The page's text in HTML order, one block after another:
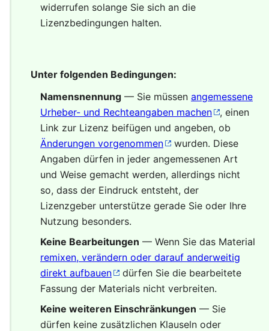
widerrufen solange Sie sich an die
Lizenzbedingungen halten.
Unter folgenden Bedingungen:
Namensnennung — Sie müssen angemessene
Urheber- und Rechteangaben machen
, einen
Link zur Lizenz beifügen und angeben, ob
Änderungen vorgenommen
wurden. Diese
Angaben dürfen in jeder angemessenen Art
und Weise gemacht werden, allerdings nicht
so, dass der Eindruck entsteht, der
Lizenzgeber unterstütze gerade Sie oder Ihre
Nutzung besonders.
Keine Bearbeitungen — Wenn Sie das Material
remixen, verändern oder darauf anderweitig
direkt aufbauen
dürfen Sie die bearbeitete
Fassung der Materials nicht verbreiten.
Keine weiteren Einschränkungen — Sie
dürfen keine zusätzlichen Klauseln oder